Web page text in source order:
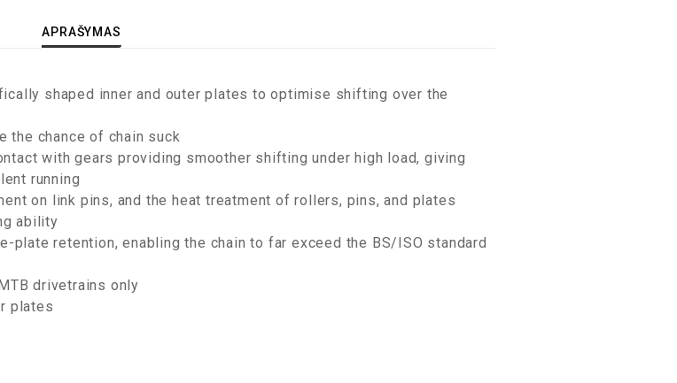
APRAŠYMAS
shaped inner and outer plates to optimise shifting over the
the chance of chain suck
with gears providing smoother shifting under high load, giving
running
on link pins, and the heat treatment of rollers, pins, and plates
ability
retention, enabling the chain to far exceed the BS/ISO standard
drivetrains only
plates